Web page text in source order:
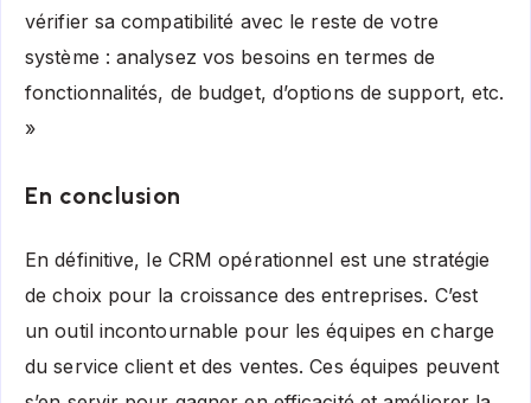
vérifier sa compatibilité avec le reste de votre
système : analysez vos besoins en termes de
fonctionnalités, de budget, d’options de support, etc.
»
En conclusion
En définitive, le CRM opérationnel est une stratégie
de choix pour la croissance des entreprises. C’est
un outil incontournable pour les équipes en charge
du service client et des ventes. Ces équipes peuvent